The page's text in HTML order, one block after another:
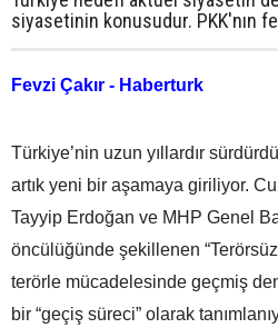
siyasetinin konusudur. PKK'nın
Fevzi Çakır - Haberturk
Türkiye’nin uzun yıllardır
artık yeni bir aşamaya giriliyor.
Tayyip Erdoğan ve MHP Genel
öncülüğünde şekillenen
terörle mücadelesinde geçmiş
bir “geçiş süreci” olarak